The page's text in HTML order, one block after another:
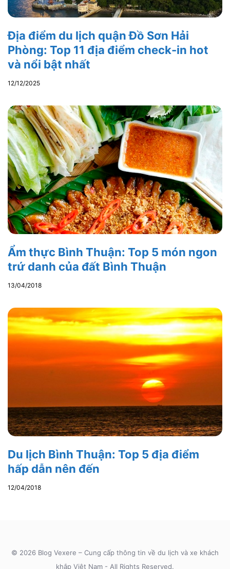
Địa điểm du lịch quận Đồ Sơn Hải
Phòng: Top 11 địa điểm check-in hot
và nổi bật nhất
12/12/2025
Ẩm thực Bình Thuận: Top 5 món ngon
trứ danh của đất Bình Thuận
13/04/2018
Du lịch Bình Thuận: Top 5 địa điểm
hấp dẫn nên đến
12/04/2018
© 2026 Blog Vexere – Cung cấp thông tin về du lịch và xe khách
khắp Việt Nam - All Rights Reserved.